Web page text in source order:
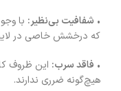
• شفافیت بی‌نظیر: با
که درخشش خاصی در
• فاقد سرب: این ظروف
هیچ‌گونه ضرری ندارند.